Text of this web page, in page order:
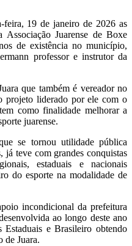
feira, 19 de janeiro de 2026 as
Associação Juarense de Boxe
de existência no município,
professor e instrutor da
que também é vereador no
projeto liderado por ele com o
como finalidade melhorar a
juarense.
se tornou utilidade pública
já teve com grandes conquistas
estaduais e nacionais
do esporte na modalidade de
incondicional da prefeitura
ao longo deste ano
Estaduais e Brasileiro obtendo
de Juara.